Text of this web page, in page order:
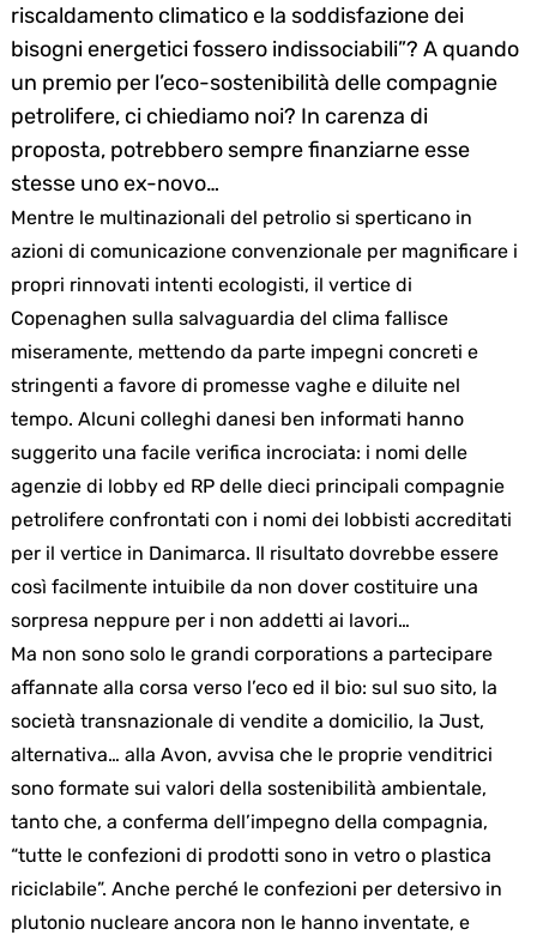
riscaldamento climatico e la soddisfazione dei
bisogni energetici fossero indissociabili”? A quando
un premio per l’eco-sostenibilità delle compagnie
petrolifere, ci chiediamo noi? In carenza di
proposta, potrebbero sempre finanziarne esse
stesse uno ex-novo…
Mentre le multinazionali del petrolio si sperticano in
azioni di comunicazione convenzionale per magnificare i
propri rinnovati intenti ecologisti, il vertice di
Copenaghen sulla salvaguardia del clima fallisce
miseramente, mettendo da parte impegni concreti e
stringenti a favore di promesse vaghe e diluite nel
tempo. Alcuni colleghi danesi ben informati hanno
suggerito una facile verifica incrociata: i nomi delle
agenzie di lobby ed RP delle dieci principali compagnie
petrolifere confrontati con i nomi dei lobbisti accreditati
per il vertice in Danimarca. Il risultato dovrebbe essere
così facilmente intuibile da non dover costituire una
sorpresa neppure per i non addetti ai lavori…
Ma non sono solo le grandi corporations a partecipare
affannate alla corsa verso l’eco ed il bio: sul suo sito, la
società transnazionale di vendite a domicilio, la Just,
alternativa… alla Avon, avvisa che le proprie venditrici
sono formate sui valori della sostenibilità ambientale,
tanto che, a conferma dell’impegno della compagnia,
“tutte le confezioni di prodotti sono in vetro o plastica
riciclabile”. Anche perché le confezioni per detersivo in
plutonio nucleare ancora non le hanno inventate, e